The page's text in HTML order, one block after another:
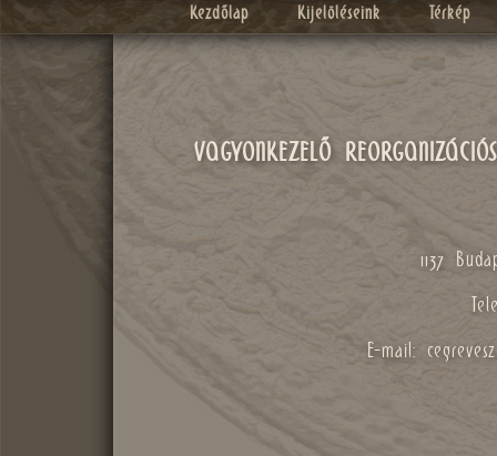
Kezdőlap Kijelöléseink Térkép
VAGYONKEZELŐ
1137
E-mail: